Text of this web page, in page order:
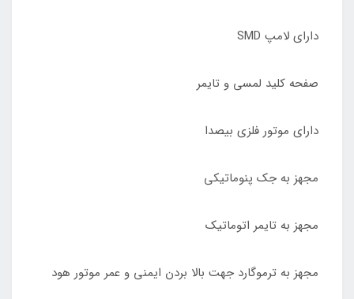
دارای لامپ SMD
صفحه کلید لمسی و تایمر
دارای موتور فلزی بیصدا
مجهز به جک پنوماتیکی
مجهز به تایمر اتوماتیک
مجهز به ترموگارد جهت بالا بردن ایمنی و عمر موتور هود